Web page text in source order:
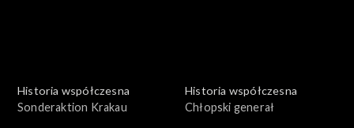
Historia współczesna
Sonderaktion Krakau
Historia współczesna
Chłopski generał